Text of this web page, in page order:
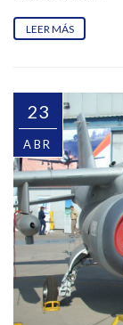
LEER MÁS
23
ABR